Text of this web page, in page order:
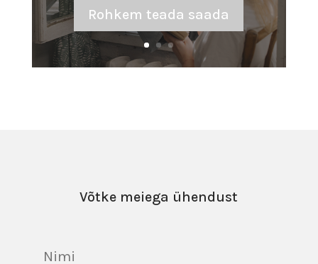
Rohkem teada saada
Võtke meiega ühendust